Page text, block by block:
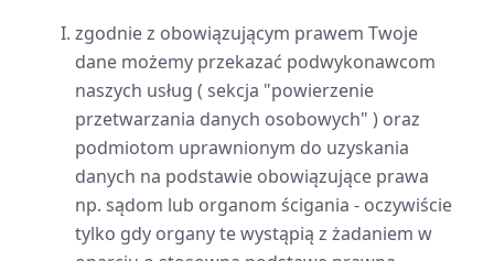
zgodnie z obowiązującym prawem Twoje
dane możemy przekazać podwykonawcom
naszych usług ( sekcja "powierzenie
przetwarzania danych osobowych" ) oraz
podmiotom uprawnionym do uzyskania
danych na podstawie obowiązujące prawa
np. sądom lub organom ścigania - oczywiście
tylko gdy organy te wystąpią z żadaniem w